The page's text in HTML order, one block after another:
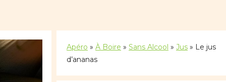
Apéro » À Boire » Sans Alcool » Jus » Le jus
d’ananas